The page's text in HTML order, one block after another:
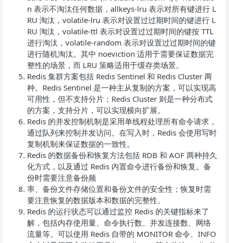
n 表示不淘汰任何数据，allkeys-lru 表示对所有键进行 L
RU 淘汰，volatile-lru 表示对设置过过期时间的键进行 L
RU 淘汰，volatile-ttl 表示对设置过过期时间的键按 TTL
进行淘汰，volatile-random 表示对设置过过期时间的键
进行随机淘汰。其中 noeviction 适用于需要保证数据完
整性的场景，而 LRU 策略适用于缓存类场景。
Redis 集群方案包括 Redis Sentinel 和 Redis Cluster 两
种。Redis Sentinel 是一种主从复制的方案，可以实现高
可用性，但不支持分片；Redis Cluster 则是一种分布式
的方案，支持分片，可以实现横向扩展。
Redis 的并发控制机制是采用单线程处理所有命令请求，
通过队列来控制并发访问。在写入时，Redis 会使用写时
复制机制来保证数据的一致性。
Redis 的数据备份和恢复方法包括 RDB 和 AOF 两种持久
化方式，以及通过 Redis 内置命令进行备份和恢复。备
份时需要注意备份频
率、备份文件存储位置和备份文件的安全性；恢复时需
要注意恢复的数据版本和数据的完整性。
Redis 的运行状态可以通过监控 Redis 的关键指标来了
解，包括内存使用量、命令执行数、并发连接数、网络
流量等。可以使用 Redis 自带的 MONITOR 命令、INFO